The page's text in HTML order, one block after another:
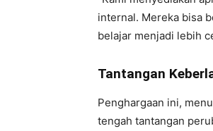
internal. Mereka bisa
belajar menjadi lebih
Tantangan
Penghargaan ini,
tengah tantangan